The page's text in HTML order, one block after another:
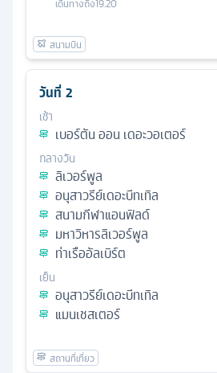
เดินทางถึง19.20
วันที่ 2
เช้า
เบอร์ตัน ออน เดอะวอเตอร์
กลางวัน
ลิเวอร์พูล
อนุสาวรีย์เดอะบีทเทิล
สนามกีฬาแอนฟิลด์
มหาวิหารลิเวอร์พูล
ท่าเรืออัลเบิร์ต
เย็น
อนุสาวรีย์เดอะบีทเทิล
แมนเชสเตอร์